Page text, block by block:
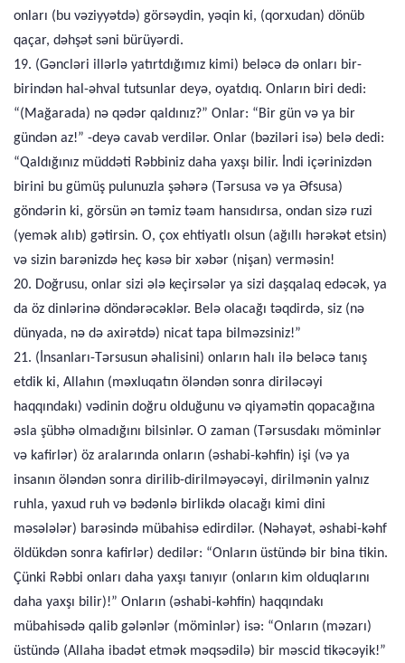
onları (bu vəziyyətdə) görsəydin, yəqin ki, (qorxudan) dönüb
qaçar, dəhşət səni bürüyərdi.
19. (Gəncləri illərlə yatırtdığımız kimi) beləcə də onları bir-
birindən hal-əhval tutsunlar deyə, oyatdıq. Onların biri dedi:
“(Mağarada) nə qədər qaldınız?” Onlar: “Bir gün və ya bir
gündən az!” -deyə cavab verdilər. Onlar (bəziləri isə) belə dedi:
“Qaldığınız müddəti Rəbbiniz daha yaxşı bilir. İndi içərinizdən
birini bu gümüş pulunuzla şəhərə (Tərsusa və ya Əfsusa)
göndərin ki, görsün ən təmiz təam hansıdırsa, ondan sizə ruzi
(yemək alıb) gətirsin. O, çox ehtiyatlı olsun (ağıllı hərəkət etsin)
və sizin barənizdə heç kəsə bir xəbər (nişan) verməsin!
20. Doğrusu, onlar sizi ələ keçirsələr ya sizi daşqalaq edəcək, ya
da öz dinlərinə döndərəcəklər. Belə olacağı təqdirdə, siz (nə
dünyada, nə də axirətdə) nicat tapa bilməzsiniz!”
21. (İnsanları-Tərsusun əhalisini) onların halı ilə beləcə tanış
etdik ki, Allahın (məxluqatın öləndən sonra diriləcəyi
haqqındakı) vədinin doğru olduğunu və qiyamətin qopacağına
əsla şübhə olmadığını bilsinlər. O zaman (Tərsusdakı möminlər
və kafirlər) öz aralarında onların (əshabi-kəhfin) işi (və ya
insanın öləndən sonra dirilib-dirilməyəcəyi, dirilmənin yalnız
ruhla, yaxud ruh və bədənlə birlikdə olacağı kimi dini
məsələlər) barəsində mübahisə edirdilər. (Nəhayət, əshabi-kəhf
öldükdən sonra kafirlər) dedilər: “Onların üstündə bir bina tikin.
Çünki Rəbbi onları daha yaxşı tanıyır (onların kim olduqlarını
daha yaxşı bilir)!” Onların (əshabi-kəhfin) haqqındakı
mübahisədə qalib gələnlər (möminlər) isə: “Onların (məzarı)
üstündə (Allaha ibadət etmək məqsədilə) bir məscid tikəcəyik!”